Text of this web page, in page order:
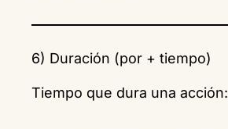
6) Duración (por + tiempo)
Tiempo que dura una acción: